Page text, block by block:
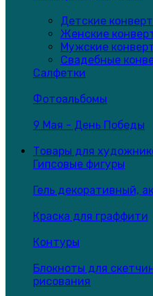
Детские
Женские
Мужские
Свадебные
Салфетки
Фотоальбомы
9 Мая - День Победы
Товары для
Гипсовые фигуры
Гель декоративный,
Краска для граффити
Контуры
Блокноты для
рисования